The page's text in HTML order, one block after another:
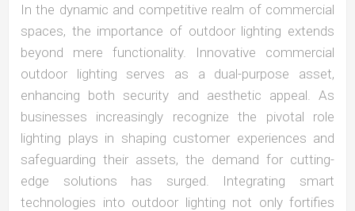
In the dynamic and competitive realm of commercial
spaces, the importance of outdoor lighting extends
beyond mere functionality. Innovative commercial
outdoor lighting serves as a dual-purpose asset,
enhancing both security and aesthetic appeal. As
businesses increasingly recognize the pivotal role
lighting plays in shaping customer experiences and
safeguarding their assets, the demand for cutting-
edge solutions has surged. Integrating smart
technologies into outdoor lighting not only fortifies